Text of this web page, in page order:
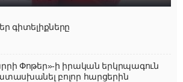
գիտելիքները
Փոթեր»-ի իրական երկրպագուն
բոլոր հարցերին